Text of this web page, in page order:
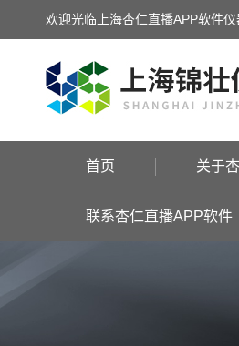
欢迎光临上海杏仁直播APP软件
首页 关于
联系杏仁直播APP软件